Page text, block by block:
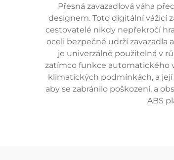
Přesná zavazadlová váha
designem. Toto digitální vážicí
cestovatelé nikdy nepřekročí
oceli bezpečně udrží zavazadla
je univerzálně použitelná v
zatímco funkce automatického
klimatických podmínkách, a
aby se zabránilo poškození, a
ABS